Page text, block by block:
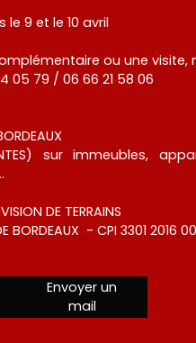
9 et le 10 avril
ou une visite,
79 / 06 66 21 58 06
sur immeubles,
DE TERRAINS
- CPI 3301 2016
Envoyer un
mail